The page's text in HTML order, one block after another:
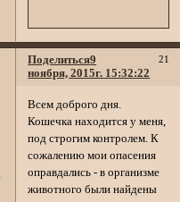
Поделиться 21
9
ноября, 2015г. 15:32:22
Всем доброго дня.
Кошечка находится у меня,
под строгим контролем. К
сожалению мои опасения
оправдались - в организме
животного были найдены